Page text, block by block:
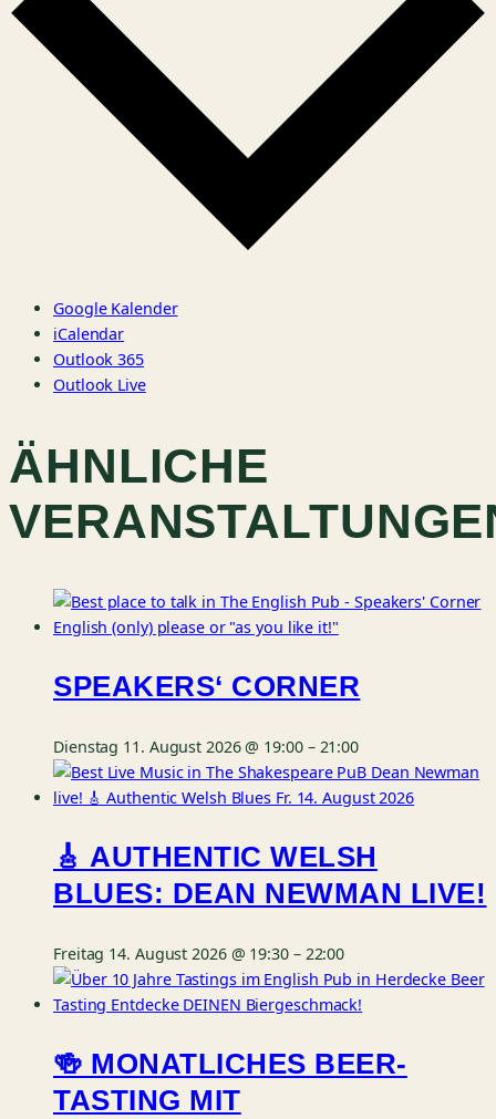
Google Kalender
iCalendar
Outlook 365
Outlook Live
ÄHNLICHE
SPEAKERS‘ CORNER
Dienstag 11. August 2026 @ 19:00– 21:00
🎸 AUTHENTIC WELSH
BLUES: DEAN NEWMAN LIVE!
Freitag 14. August 2026 @ 19:30– 22:00
🍻 MONATLICHES BEER-
TASTING MIT